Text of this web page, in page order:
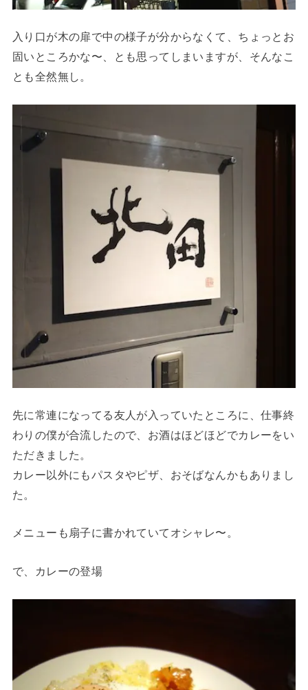
入り口が木の扉で中の様子が分からなくて、ちょっとお
固いところかな〜、とも思ってしまいますが、そんなこ
とも全然無し。
先に常連になってる友人が入っていたところに、仕事終
わりの僕が合流したので、お酒はほどほどでカレーをい
ただきました。
カレー以外にもパスタやピザ、おそばなんかもありまし
た。
メニューも扇子に書かれていてオシャレ〜。
で、カレーの登場